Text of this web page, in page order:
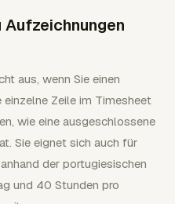
Aufzeichnungen
aus, wenn Sie einen
einzelne Zeile im Timesheet
wie eine ausgeschlossene
Sie eignet sich auch für
der portugiesischen
und 40 Stunden pro